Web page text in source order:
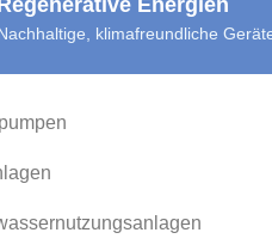
klimafreundliche